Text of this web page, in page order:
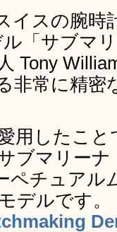
イスの腕時
ル「サブマ
Tony
非常に精密
用したこ
ブマリー
ペチュア
デルです。